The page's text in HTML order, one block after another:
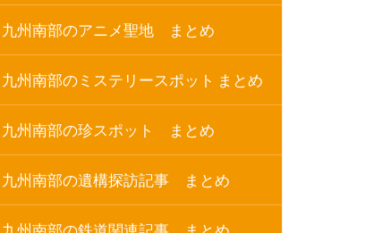
九州南部のアニメ聖地 まとめ
九州南部のミステリースポット まとめ
九州南部の珍スポット まとめ
九州南部の遺構探訪記事 まとめ